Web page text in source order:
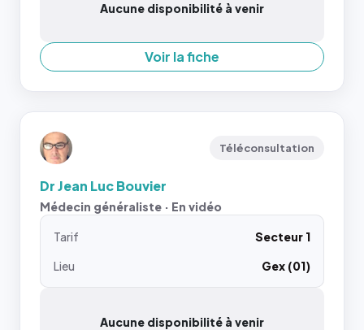
Aucune disponibilité à venir
Voir la fiche
Téléconsultation
Dr Jean Luc Bouvier
Médecin généraliste · En vidéo
Tarif
Secteur 1
Lieu
Gex (01)
Aucune disponibilité à venir